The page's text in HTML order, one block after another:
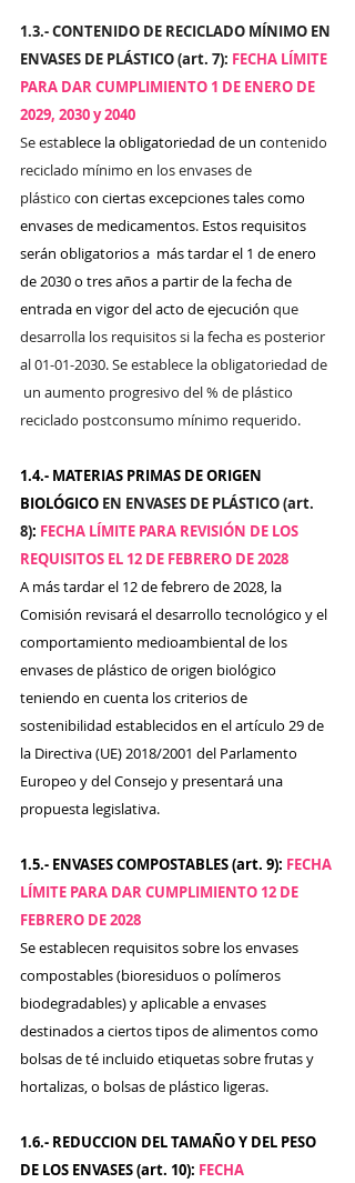
1.3.- CONTENIDO DE RECICLADO MÍNIMO EN
ENVASES DE PLÁSTICO (art. 7): FECHA LÍMITE
PARA DAR CUMPLIMIENTO 1 DE ENERO DE
2029, 2030 y 2040
Se establece la obligatoriedad de un contenido
reciclado mínimo en los envases de
plástico con ciertas excepciones tales como
envases de medicamentos. Estos requisitos
serán obligatorios a  más tardar el 1 de enero
de 2030 o tres años a partir de la fecha de
entrada en vigor del acto de ejecución que
desarrolla los requisitos si la fecha es posterior
al 01-01-2030. Se establece la obligatoriedad de
un aumento progresivo del % de plástico
reciclado postconsumo mínimo requerido.
1.4.- MATERIAS PRIMAS DE ORIGEN
BIOLÓGICO EN ENVASES DE PLÁSTICO (art.
8): FECHA LÍMITE PARA REVISIÓN DE LOS
REQUISITOS EL 12 DE FEBRERO DE 2028
A más tardar el 12 de febrero de 2028, la
Comisión revisará el desarrollo tecnológico y el
comportamiento medioambiental de los
envases de plástico de origen biológico
teniendo en cuenta los criterios de
sostenibilidad establecidos en el artículo 29 de
la Directiva (UE) 2018/2001 del Parlamento
Europeo y del Consejo y presentará una
propuesta legislativa.
1.5.- ENVASES COMPOSTABLES (art. 9): FECHA
LÍMITE PARA DAR CUMPLIMIENTO 12 DE
FEBRERO DE 2028
Se establecen requisitos sobre los envases
compostables (bioresiduos o polímeros
biodegradables) y aplicable a envases
destinados a ciertos tipos de alimentos como
bolsas de té incluido etiquetas sobre frutas y
hortalizas, o bolsas de plástico ligeras.
1.6.- REDUCCION DEL TAMAÑO Y DEL PESO
DE LOS ENVASES (art. 10): FECHA